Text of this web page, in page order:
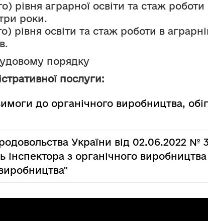
рівня аграрної освіти та стаж
роки.
рівня освіти та стаж роботи в
порядку
послуги:
до органічного виробництва,
України від 02.06.2022
з органічного виробництва